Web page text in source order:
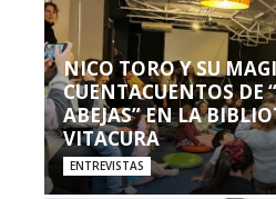
NICO TORO Y SU
CUENTACUENTOS DE
ABEJAS” EN LA
VITACURA
ENTREVISTAS